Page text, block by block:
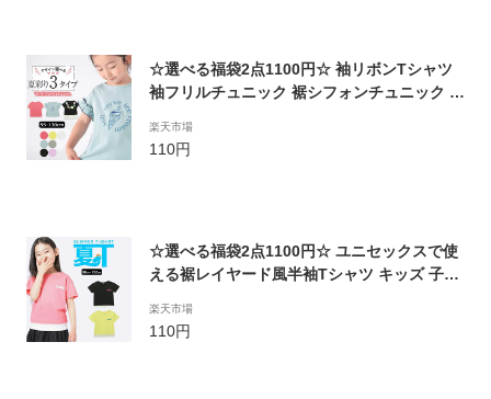
☆選べる福袋2点1100円☆ 袖リボンTシャツ
袖フリルチュニック 裾シフォンチュニック 半
ゃれ かわいい 可愛い カジュアル ナチュラル
ガーリー 夏 90-150cm TORIDORY トリドリ
楽天市場
110円
☆選べる福袋2点1100円☆ ユニセックスで使
える裾レイヤード風半袖Tシャツ キッズ 子供
愛い かっこいい カッコイイ カジュアル シン
プル ナチュラル 夏 90-150cm TORIDORY ト
楽天市場
110円